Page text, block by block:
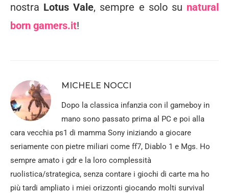
nostra Lotus Vale, sempre e solo su natural
born gamers.it!
MICHELE NOCCI
Dopo la classica infanzia con il gameboy in
mano sono passato prima al PC e poi alla
cara vecchia ps1 di mamma Sony iniziando a giocare
seriamente con pietre miliari come ff7, Diablo 1 e Mgs. Ho
sempre amato i gdr e la loro complessità
ruolistica/strategica, senza contare i giochi di carte ma ho
più tardi ampliato i miei orizzonti giocando molti survival